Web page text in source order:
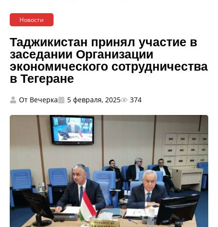
Новости
Таджикистан принял участие в
заседании Организации
экономического сотрудничества
в Тегеране
От Вечерка 5 февраля, 2025 374